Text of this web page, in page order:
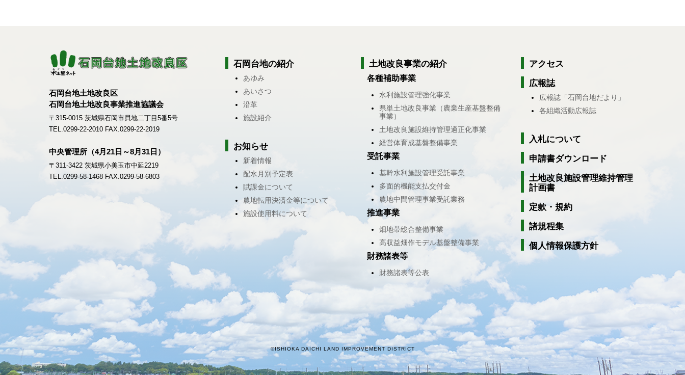
石岡台地土地改良区
石岡台地土地改良事業推進協議会
〒315-0015 茨城県石岡市貝地二丁目5番5号
TEL.0299-22-2010 FAX.0299-22-2019
中央管理所（4月21日～8月31日）
〒311-3422 茨城県小美玉市中延2219
TEL.0299-58-1468 FAX.0299-58-6803
石岡台地の紹介
あゆみ
あいさつ
沿革
施設紹介
お知らせ
新着情報
配水月別予定表
賦課金について
農地転用決済金等について
施設使用料について
土地改良事業の紹介
各種補助事業
水利施設管理強化事業
県単土地改良事業（農業生産基盤整備
事業）
土地改良施設維持管理適正化事業
経営体育成基盤整備事業
受託事業
基幹水利施設管理受託事業
多面的機能支払交付金
農地中間管理事業受託業務
推進事業
畑地帯総合整備事業
高収益畑作モデル基盤整備事業
財務諸表等
財務諸表等公表
アクセス
広報誌
広報誌「石岡台地だより」
各組織活動広報誌
入札について
申請書ダウンロード
土地改良施設管理維持管理
計画書
定款・規約
諸規程集
個人情報保護方針
©ISHIOKA DAICHI LAND IMPROVEMENT DISTRICT